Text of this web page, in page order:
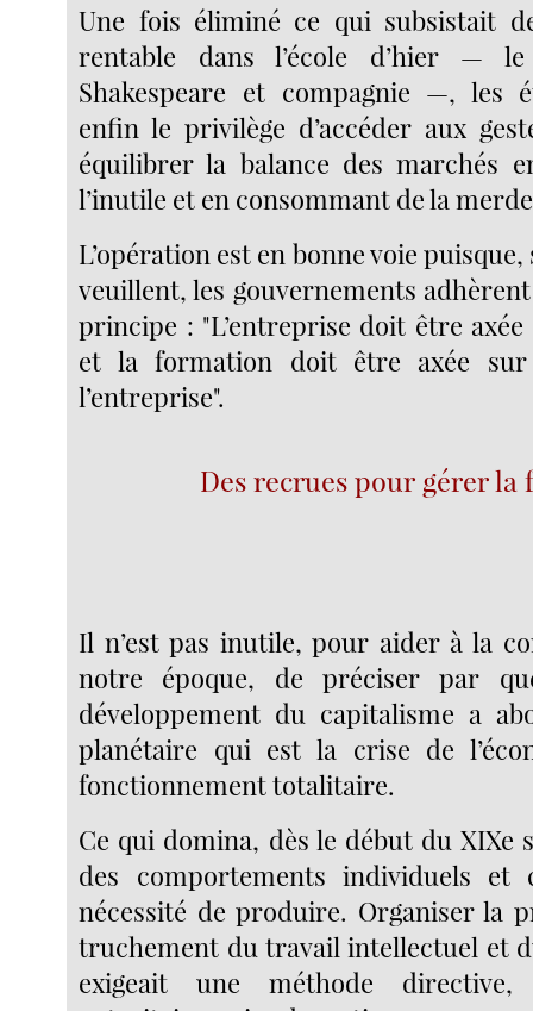
Une fois éliminé ce qui subsistait
rentable dans l’école d’hier —
Shakespeare et compagnie —, les
enfin le privilège d’accéder aux
équilibrer la balance des marchés
l’inutile et en consommant de la
L’opération est en bonne voie puisque,
veuillent, les gouvernements
principe : "L’entreprise doit être
et la formation doit être axée sur
l’entreprise".
Des recrues pour gérer la
Il n’est pas inutile, pour aider à la
notre époque, de préciser par
développement du capitalisme a
planétaire qui est la crise de
fonctionnement totalitaire.
Ce qui domina, dès le début du XIXe
des comportements individuels
nécessité de produire. Organiser la
truchement du travail intellectuel et
exigeait une méthode